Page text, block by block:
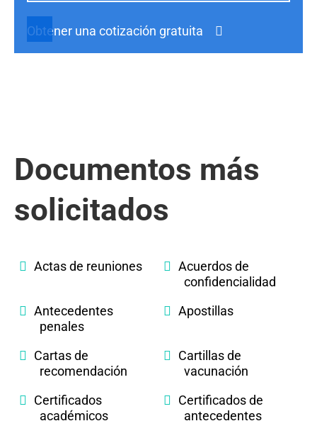
Obtener una cotización gratuita
Documentos más
solicitados
Actas de reuniones
Acuerdos de
confidencialidad
Antecedentes
penales
Apostillas
Cartas de
recomendación
Cartillas de
vacunación
Certificados
académicos
Certificados de
antecedentes